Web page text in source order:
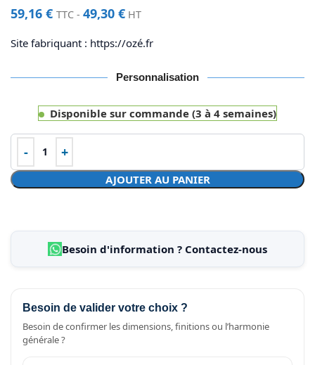
59,16 € TTC - 49,30 € HT
Site fabriquant : https://ozé.fr
Personnalisation
Disponible sur commande (3 à 4 semaines)
AJOUTER AU PANIER
Besoin d'information ? Contactez-nous
Besoin de valider votre choix ?
Besoin de confirmer les dimensions, finitions ou l’harmonie
générale ?